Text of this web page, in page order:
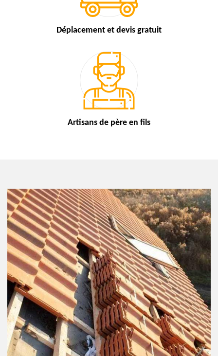
Déplacement et devis gratuit
Artisans de père en fils